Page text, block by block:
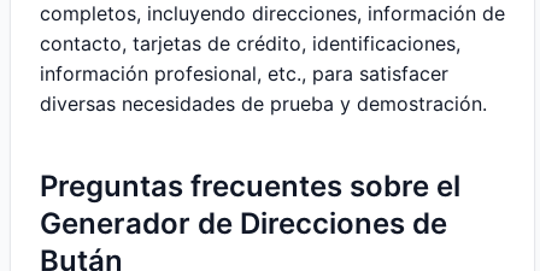
completos, incluyendo direcciones, información de
contacto, tarjetas de crédito, identificaciones,
información profesional, etc., para satisfacer
diversas necesidades de prueba y demostración.
Preguntas frecuentes sobre el
Generador de Direcciones de
Bután